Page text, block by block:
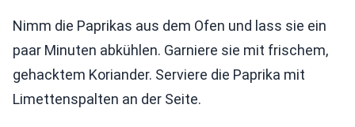
Nimm die Paprikas aus dem Ofen und lass sie ein
paar Minuten abkühlen. Garniere sie mit frischem,
gehacktem Koriander. Serviere die Paprika mit
Limettenspalten an der Seite.